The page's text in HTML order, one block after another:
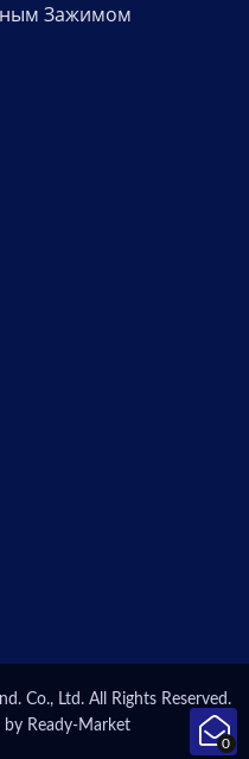
0
Зажимом
Co., Ltd. All Rights Reserved.
by Ready-Market